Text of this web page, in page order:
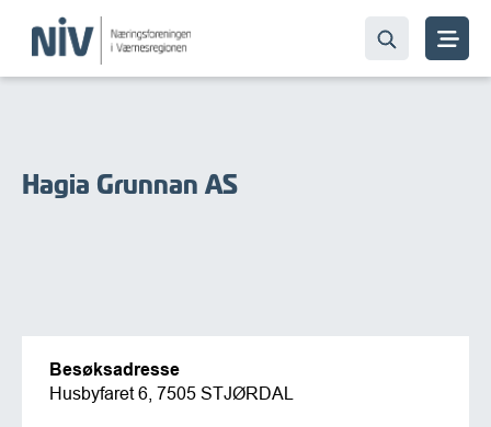
Hagia Grunnan AS
Besøksadresse
Husbyfaret 6, 7505 STJØRDAL